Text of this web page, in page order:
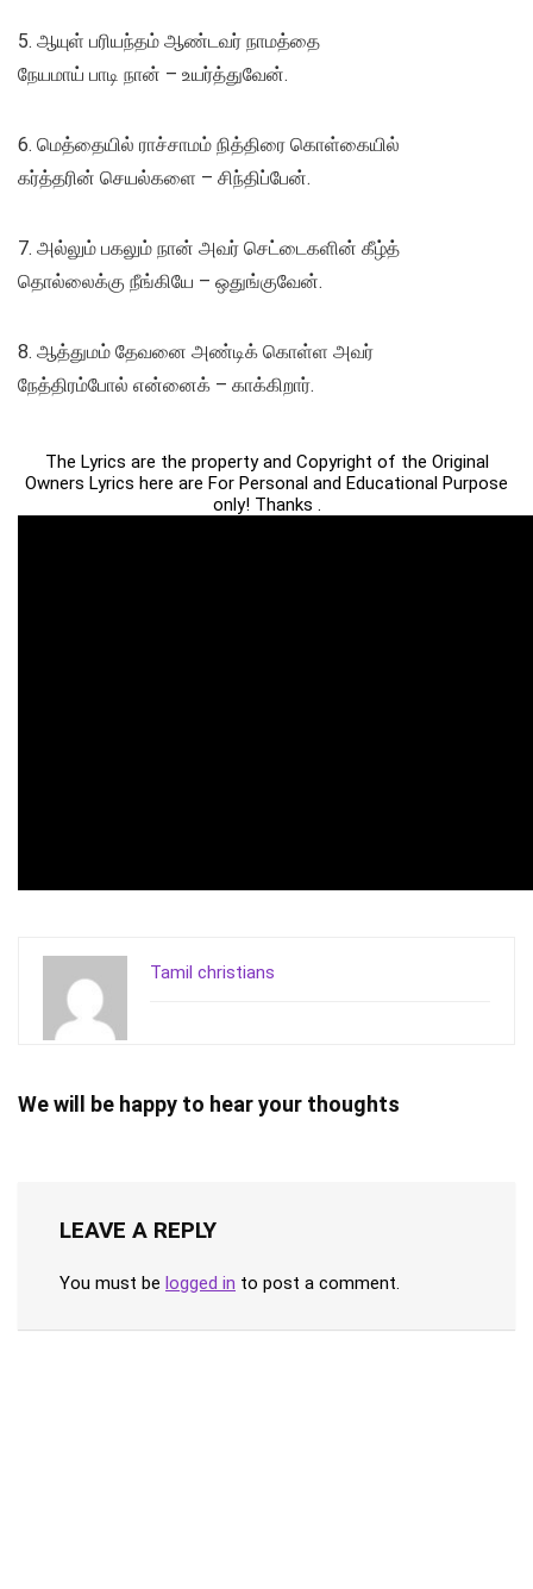
5. ஆயுள் பரியந்தம் ஆண்டவர் நாமத்தை
நேயமாய் பாடி நான் – உயர்த்துவேன்.
6. மெத்தையில் ராச்சாமம் நித்திரை கொள்கையில்
கர்த்தரின் செயல்களை – சிந்திப்பேன்.
7. அல்லும் பகலும் நான் அவர் செட்டைகளின் கீழ்த்
தொல்லைக்கு நீங்கியே – ஒதுங்குவேன்.
8. ஆத்துமம் தேவனை அண்டிக் கொள்ள அவர்
நேத்திரம்போல் என்னைக் – காக்கிறார்.
The Lyrics are the property and Copyright of the Original
Owners Lyrics here are For Personal and Educational Purpose
only! Thanks .
Tamil christians
We will be happy to hear your thoughts
LEAVE A REPLY
You must be logged in to post a comment.